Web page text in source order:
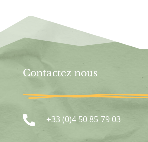
Contactez nous
 +33 (0)4 50 85 79 03